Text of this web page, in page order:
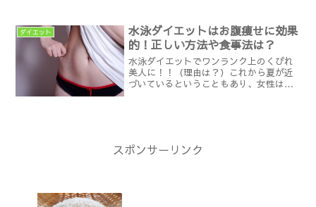
まう為体重が増える傾向にあります。＝
（イコール）糖質の量を減...
ダイエット
水泳ダイエットはお腹痩せに効果
的！正しい方法や食事法は？
水泳ダイエットでワンランク上のくびれ
美人に！！（理由は？）これから夏が近
づいているということもあり、女性は何
スポンサーリンク